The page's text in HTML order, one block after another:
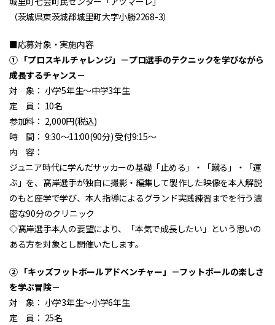
（茨城県東茨城郡城里町大字小勝2268-3）
■応募対象・実施内容
① 「プロスキルチャレンジ」－プロ選手のテクニックを学びながら
成長するチャンス－
対 象： 小学5年生～中学3年生
定 員： 10名
参加料： 2,000円(税込)
時 間： 9:30～11:00(90分) 受付9:15～
内 容：
ジュニア時代に学んだサッカーの基礎「止める」・「蹴る」・「運
ぶ」を、髙岸選手が独自に撮影・編集して製作した映像を本人解説
のもと座学で学び、本人指導によるグランド実践練習までを行う濃
密な90分のクリニック
◇髙岸選手本人の要望により、「本気で成長したい」という思いの
ある方を対象とし開催いたします。
② 「キッズフットボールアドベンチャー」－フットボールの楽しさ
を学ぶ冒険－
対 象： 小学3年生～小学6年生
定 員： 25名